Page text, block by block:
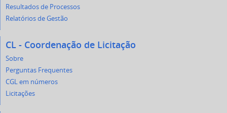
Resultados de Processos
Relatórios de Gestão
CL - Coordenação de Licitação
Sobre
Perguntas Frequentes
CGL em números
Licitações